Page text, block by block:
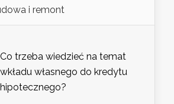
i remont
Co trzeba wiedzieć na temat
wkładu własnego do kredytu
hipotecznego?